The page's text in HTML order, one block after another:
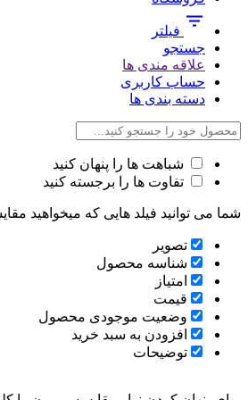
فیلتر
جستجو
علاقه مندی ها
حساب کاربری
دسته بندی ها
شباهت ها را پنهان کنید
تفاوت ها را برجسته کنید
شما می توانید فیلد هایی که میخواهید
تصویر
شناسه محصول
امتیاز
قیمت
وضعیت موجودی محصول
افزودن به سبد خرید
توضیحات